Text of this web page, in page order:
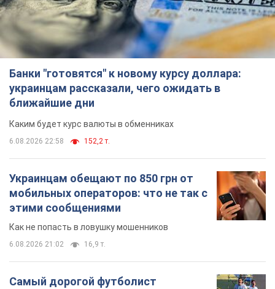
Банки "готовятся" к новому курсу доллара:
украинцам рассказали, чего ожидать в
ближайшие дни
Каким будет курс валюты в обменниках
6.08.2026 22:58 152,2 т.
Украинцам обещают по 850 грн от
мобильных операторов: что не так с
этими сообщениями
Как не попасть в ловушку мошенников
6.08.2026 21:02 16,9 т.
Самый дорогой футболист